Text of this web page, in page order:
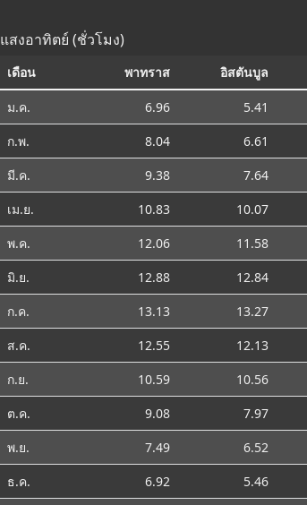
แสงอาทิตย์ (ชั่วโมง)
เดือน พาทราส อิสตันบูล
ม.ค. 6.96 5.41
ก.พ.
8.04 6.61
มี.ค.
9.38 7.64
เม.ย.
10.83 10.07
พ.ค.
12.06 11.58
มิ.ย.
12.88 12.84
ก.ค.
13.13 13.27
ส.ค.
12.55 12.13
ก.ย.
10.59 10.56
ต.ค.
9.08 7.97
พ.ย.
7.49 6.52
ธ.ค.
6.92 5.46